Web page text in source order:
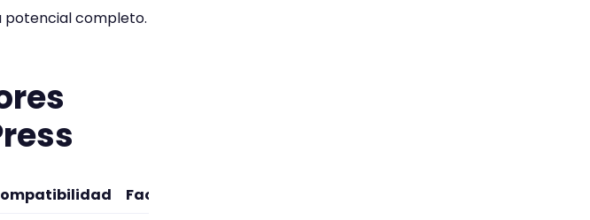
potencial completo.
Facilidad de Uso